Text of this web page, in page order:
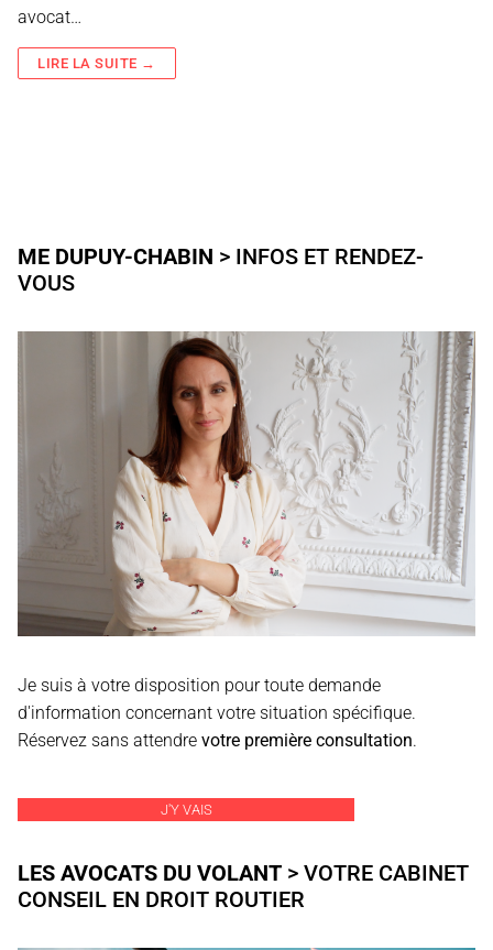
avocat…
LIRE LA SUITE →
ME DUPUY-CHABIN > INFOS ET RENDEZ-
VOUS
Je suis à votre disposition pour toute demande
d'information concernant votre situation spécifique.
Réservez sans attendre votre première consultation.
J'Y VAIS
LES AVOCATS DU VOLANT > VOTRE CABINET
CONSEIL EN DROIT ROUTIER